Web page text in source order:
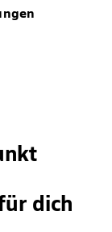
dich